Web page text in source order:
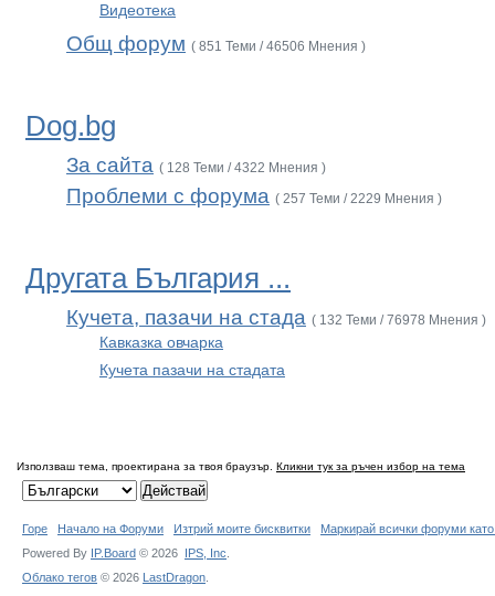
Видеотека
Общ форум ( 851 Теми / 46506 Мнения )
Dog.bg
За сайта ( 128 Теми / 4322 Мнения )
Проблеми с форума ( 257 Теми / 2229 Мнения )
Другата България ...
Кучета, пазачи на стада ( 132 Теми / 76978 Мнения )
Кавказка овчарка
Кучета пазачи на стадата
Използваш тема, проектирана за твоя браузър. Кликни тук за ръчен избор на тема
Горе Начало на Форуми Изтрий моите бисквитки
Маркирай всички форуми
Powered By IP.Board © 2026 IPS, Inc
Облако тегов © 2026 LastDragon